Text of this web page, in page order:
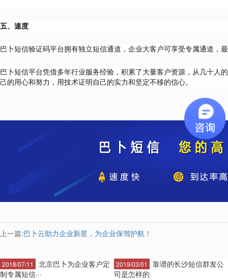
五、速度
巴卜短信验证码平台拥有独立短信通道，企业大客户可享受专属通道，
巴卜短信平台凭借多年行业服务经验，积累了大量客户资源，从几十人
己的用心和努力，用技术证明自己的实力和坚定不移的信心。
上一篇:巴卜云助力企业新星，为企业保驾护航！
2018/07/11
北京巴卜为企业客户定
制专属短信···
2019/03/01
靠谱的长沙短信群发公
司是怎样的